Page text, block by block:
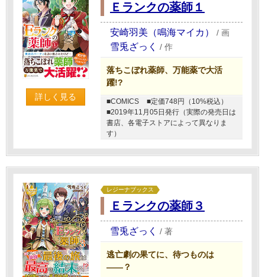
詳しく見る
Ｅランクの薬師１
安崎羽美（鳴海マイカ） / 画
雪兎ざっく / 作
落ちこぼれ薬師、万能薬で大活
躍!?
■COMICS
■定価748円（10%税込）
■2019年11月05日発行（実際の発売日は
書店、各電子ストアによって異なりま
す）
レジーナブックス
Ｅランクの薬師３
雪兎ざっく / 著
逃亡劇の果てに、待つものは
――？